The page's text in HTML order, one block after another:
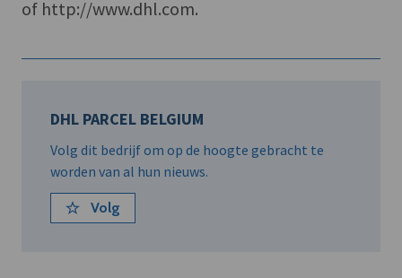
of http://www.dhl.com.
DHL PARCEL BELGIUM
Volg dit bedrijf om op de hoogte gebracht te
worden van al hun nieuws.
Volg